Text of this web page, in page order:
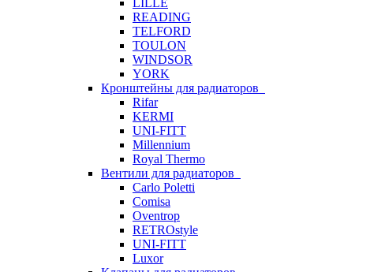
LILLE
READING
TELFORD
TOULON
WINDSOR
YORK
Кронштейны для радиаторов
Rifar
KERMI
UNI-FITT
Millennium
Royal Thermo
Вентили для радиаторов
Carlo Poletti
Comisa
Oventrop
RETROstyle
UNI-FITT
Luxor